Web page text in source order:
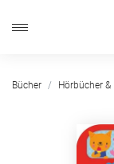
Bücher Hörbücher &